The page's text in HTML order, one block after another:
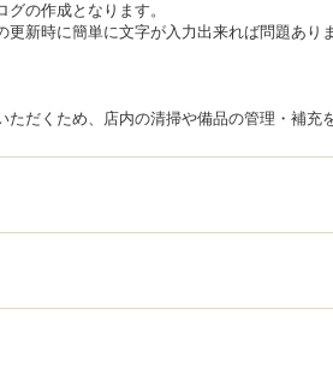
の作成となります。
新時に簡単に文字が入力出来れば問題ありま
ただくため、店内の清掃や備品の管理・補充